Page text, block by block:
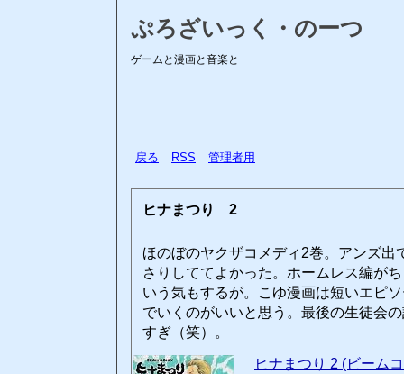
ぷろざいっく・のーつ
ゲームと漫画と音楽と
戻る RSS 管理者用
ヒナまつり 2
ほのぼのヤクザコメディ2巻。アンズ出
さりしててよかった。ホームレス編が
いう気もするが。こゆ漫画は短いエピ
でいくのがいいと思う。最後の生徒会
すぎ（笑）。
ヒナまつり 2 (ビーム